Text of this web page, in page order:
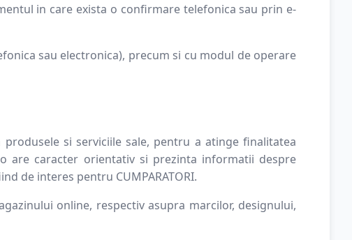
in care exista o confirmare telefonica sau prin e-
sau electronica), precum si cu modul de operare
si serviciile sale, pentru a atinge finalitatea
are caracter orientativ si prezinta informatii despre
de interes pentru CUMPARATORI.
online, respectiv asupra marcilor, designului,